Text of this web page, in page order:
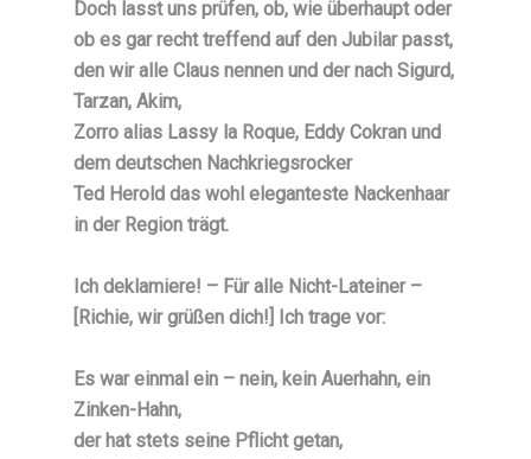
Doch lasst uns prüfen, ob, wie überhaupt oder
ob es gar recht treffend auf den Jubilar passt,
den wir alle Claus nennen und der nach Sigurd,
Tarzan, Akim,
Zorro alias Lassy la Roque, Eddy Cokran und
dem deutschen Nachkriegsrocker
Ted Herold das wohl eleganteste Nackenhaar
in der Region trägt.
Ich deklamiere! – Für alle Nicht-Lateiner –
[Richie, wir grüßen dich!] Ich trage vor:
Es war einmal ein – nein, kein Auerhahn, ein
Zinken-Hahn,
der hat stets seine Pflicht getan,